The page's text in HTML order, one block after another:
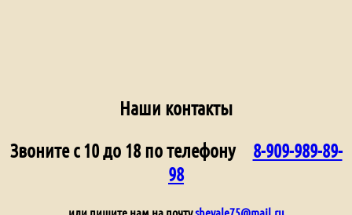
Наши контакты
Звоните с 10 до 18 по телефону
8-909-989-89-
98